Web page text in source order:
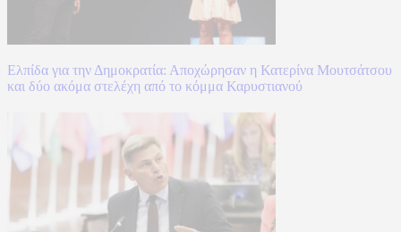
Ελπίδα για την Δημοκρατία: Αποχώρησαν η Κατερίνα Μουτσάτσου
και δύο ακόμα στελέχη από το κόμμα Καρυστιανού